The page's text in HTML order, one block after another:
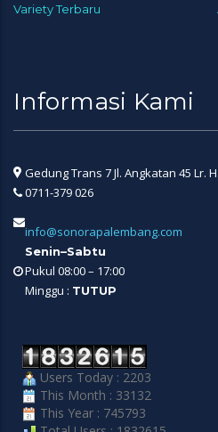
Variety Terbaru
Informasi Kami
Gedung Trans 7 Jl. Angkatan 45 Lr.
0711-379 026
info@sonorapalembang.com
Senin–Sabtu
Pukul 08:00 – 17:00
Minggu : TUTUP
Users Today : 2203
This Month : 33132
This Year : 745793